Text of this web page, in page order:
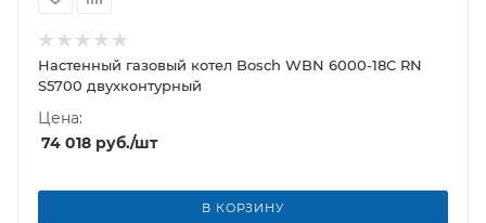
Настенный газовый котел Bosch WBN 6000-18C RN
S5700 двухконтурный
Цена:
74 018 руб./шт
В КОРЗИНУ